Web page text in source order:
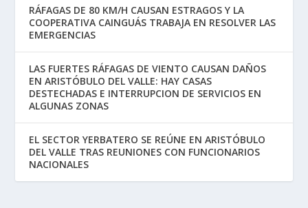
RÁFAGAS DE 80 KM/H CAUSAN ESTRAGOS Y LA
COOPERATIVA CAINGUÁS TRABAJA EN RESOLVER LAS
EMERGENCIAS
LAS FUERTES RÁFAGAS DE VIENTO CAUSAN DAÑOS
EN ARISTÓBULO DEL VALLE: HAY CASAS
DESTECHADAS E INTERRUPCION DE SERVICIOS EN
ALGUNAS ZONAS
EL SECTOR YERBATERO SE REÚNE EN ARISTÓBULO
DEL VALLE TRAS REUNIONES CON FUNCIONARIOS
NACIONALES